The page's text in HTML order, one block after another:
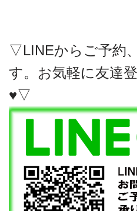
▽LINEからご予約
す。お気軽に友達
♥▽